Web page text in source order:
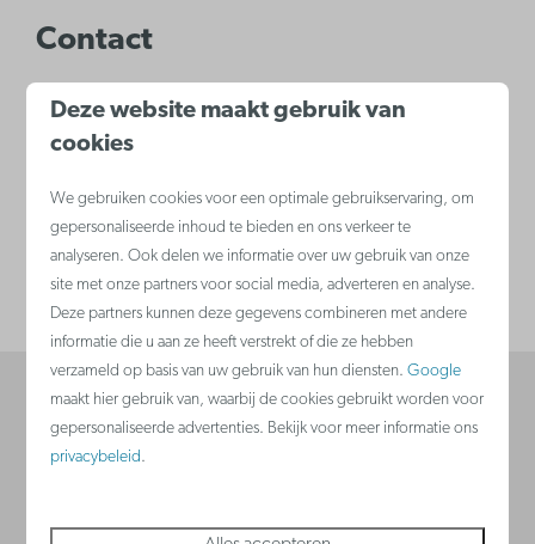
Contact
Tel. +3250811440
E-mail:info@kleinstrand.be
Adres
Varsenareweg 29, 8490 Jabbeke
Deze website maakt gebruik van
cookies
We gebruiken cookies voor een optimale gebruikservaring, om
gepersonaliseerde inhoud te bieden en ons verkeer te
analyseren. Ook delen we informatie over uw gebruik van onze
site met onze partners voor social media, adverteren en analyse.
Deze partners kunnen deze gegevens combineren met andere
informatie die u aan ze heeft verstrekt of die ze hebben
verzameld op basis van uw gebruik van hun diensten.Google
maakt hier gebruik van, waarbij de cookies gebruikt worden voor
gepersonaliseerde advertenties. Bekijk voor meer informatie ons
privacybeleid.